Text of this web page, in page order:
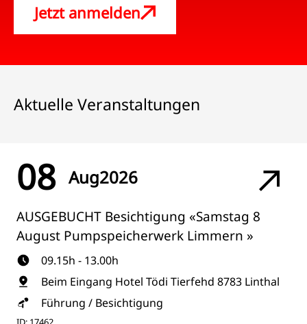
Jetzt anmelden
Aktuelle Veranstaltungen
08 Aug2026
AUSGEBUCHT Besichtigung «Samstag 8
August Pumpspeicherwerk Limmern »
09.15h - 13.00h
Beim Eingang Hotel Tödi Tierfehd 8783 Linthal
Führung / Besichtigung